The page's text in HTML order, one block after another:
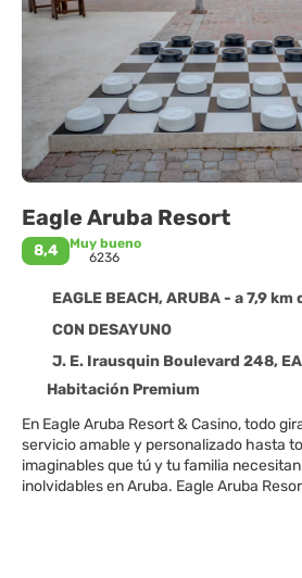
Eagle Aruba Resort
8,4
Muy bueno
6236
EAGLE BEACH, ARUBA - a 7,9
CON DESAYUNO
J. E. Irausquin Boulevard 248,
Habitación Premium
En Eagle Aruba Resort & Casino, todo
servicio amable y personalizado hasta
imaginables que tú y tu familia
inolvidables en Aruba. Eagle Aruba
blanca Eagle Beach. Eagle Beach fue
del mundo en los premios Traveler's